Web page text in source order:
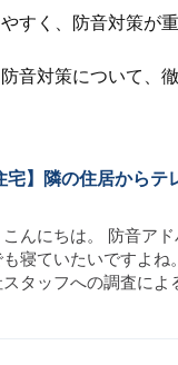
すく、防音対策が
音対策について、
宅】隣の住居から
んにちは。 防音ア
寝ていたいですよ
スタッフへの調査に